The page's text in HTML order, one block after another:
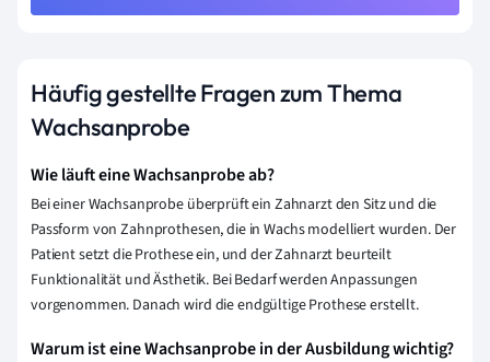
Häufig gestellte Fragen zum Thema
Wachsanprobe
Wie läuft eine Wachsanprobe ab?
Bei einer Wachsanprobe überprüft ein Zahnarzt den Sitz und die
Passform von Zahnprothesen, die in Wachs modelliert wurden. Der
Patient setzt die Prothese ein, und der Zahnarzt beurteilt
Funktionalität und Ästhetik. Bei Bedarf werden Anpassungen
vorgenommen. Danach wird die endgültige Prothese erstellt.
Warum ist eine Wachsanprobe in der Ausbildung wichtig?